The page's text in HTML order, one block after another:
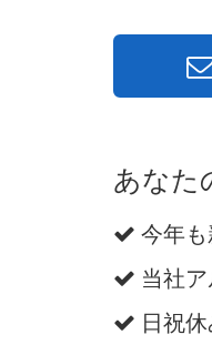
あなた
今年
当社
日祝